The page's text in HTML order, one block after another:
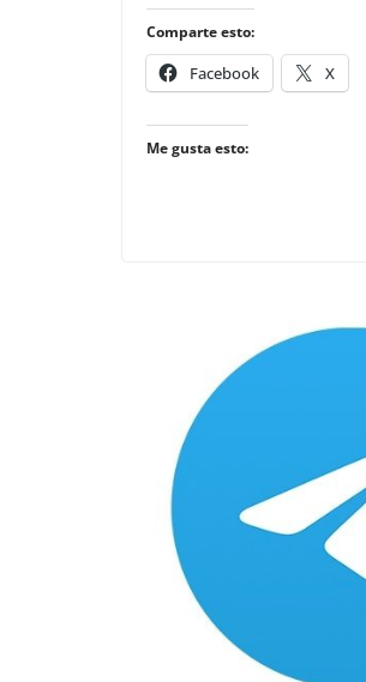
Comparte esto:
Facebook X
Me gusta esto: